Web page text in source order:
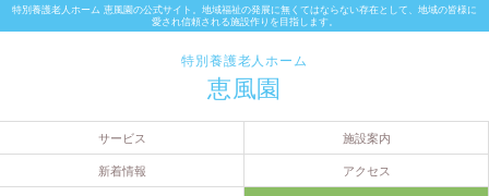
特別養護老人ホーム 恵風園の公式サイト。地域福祉の発展に無くてはならない存在として、地域の皆様に
愛され信頼される施設作りを目指します。
特別養護老人ホーム
恵風園
サービス 施設案内
新着情報 アクセス